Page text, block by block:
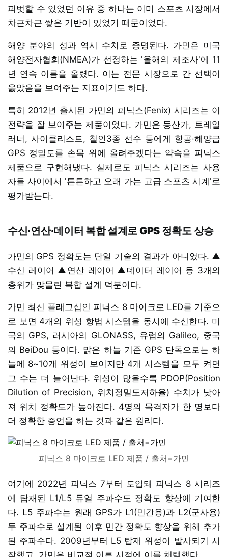
피벗할 수 있었던 이유 중 하나는 이미 스포츠 시장에서
차근차근 쌓은 기반이 있었기 때문이었다.
해양 분야의 성과 역시 수치로 증명된다. 가민은 미국
해양전자협회(NMEA)가 선정하는 '올해의 제조사'에 11
년 연속 이름을 올렸다. 이는 전문 시장으로 간 선택이
옳았음을 보여주는 지표이기도 하다.
특히 2012년 출시된 가민의 피닉스(Fenix) 시리즈는 이
전략을 잘 보여주는 제품이었다. 가민은 등산가, 트레일
러너, 사이클리스트, 철인3종 선수 등에게 항공·해양급
GPS 정밀도를 손목 위에 올려주겠다는 약속을 피닉스
제품으로 구현해냈다. 실제로도 피닉스 시리즈는 사용
자들 사이에서 '튼튼하고 오래 가는 고급 스포츠 시계'로
평가받는다.
수신·연산·데이터 복합 설계로 GPS 정확도 상승
가민의 GPS 정확도는 단일 기술의 결과가 아니었다. ▲
수신 레이어 ▲연산 레이어 ▲데이터 레이어 등 3개의
층위가 맞물린 복합 설계 덕분이다.
가민 최신 플래그십인 피닉스 8 마이크로 LED를 기준으
로 보면 4개의 위성 항법 시스템을 동시에 수신한다. 미
국의 GPS, 러시아의 GLONASS, 유럽의 Galileo, 중국
의 BeiDou 등이다. 맑은 하늘 기준 GPS 단독으로는 하
늘에 8~10개 위성이 보이지만 4개 시스템을 모두 켜면
그 수는 더 늘어난다. 위성이 많을수록 PDOP(Position
Dilution of Precision, 위치정밀도저하율) 수치가 낮아
져 위치 정확도가 높아진다. 4명의 목격자가 한 명보다
더 정확한 증언을 하는 것과 같은 원리다.
피닉스 8 마이크로 LED 제품 / 출처=가민
여기에 2022년 피닉스 7부터 도입돼 피닉스 8 시리즈
에 탑재된 L1/L5 듀얼 주파수도 정확도 향상에 기여한
다. L5 주파수는 원래 GPS가 L1(민간용)과 L2(군사용)
두 주파수로 설계된 이후 민간 정확도 향상을 위해 추가
된 주파수다. 2009년부터 L5 탑재 위성이 발사되기 시
작했고, 가민은 비교적 이른 시점에 이를 채택했다.